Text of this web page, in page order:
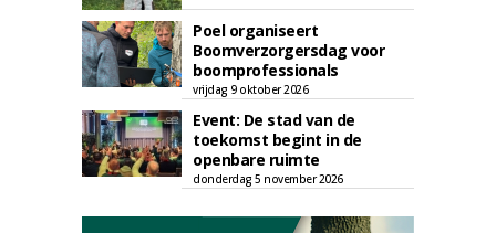
Poel organiseert
Boomverzorgersdag voor
boomprofessionals
vrijdag 9 oktober 2026
Event: De stad van de
toekomst begint in de
openbare ruimte
donderdag 5 november 2026